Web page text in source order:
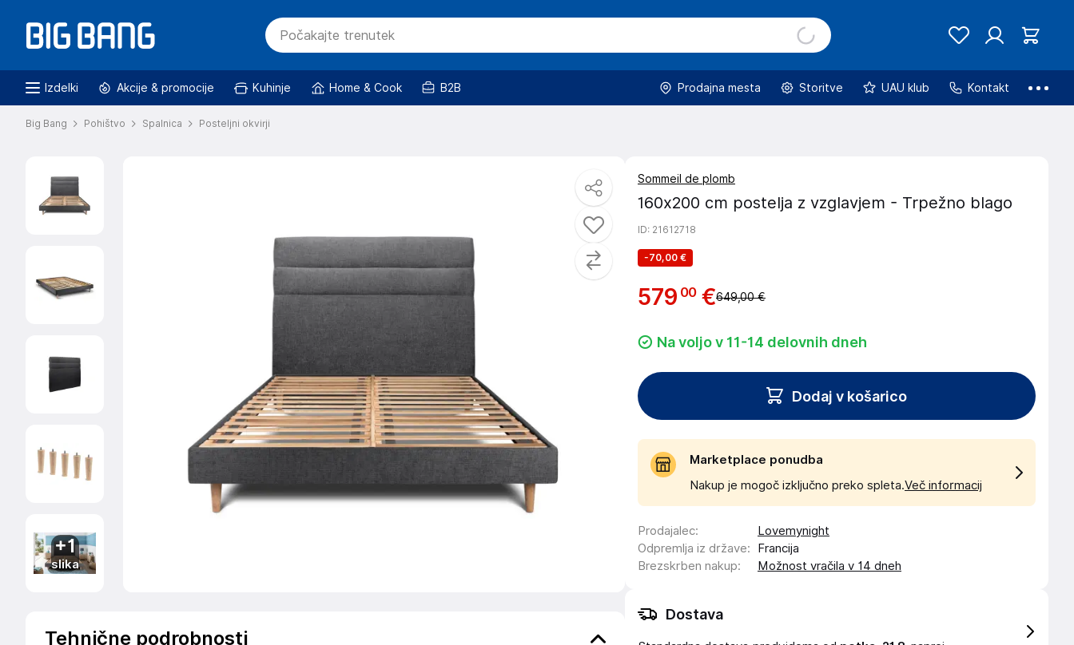
Izdelki Akcije & promocije Kuhinje Home & Cook B2B Prodajna mesta Storitve UAU klub Kontakt
Big Bang Pohištvo Spalnica Posteljni okvirji
+1
slika
Tehnične podrobnosti
Sommeil de plomb
160x200 cm postelja z vzglavjem - Trpežno blago
ID: 21612718
-70,00 €
579 00 €649,00 €
Na voljo v 11-14 delovnih dneh
Dodaj v košarico
Marketplace ponudba
Nakup je mogoč izključno preko spleta.Več informacij
Prodajalec:
Lovemynight
Odpremlja iz države:
Francija
Brezskrben nakup: Možnost vračila v 14 dneh
Dostava